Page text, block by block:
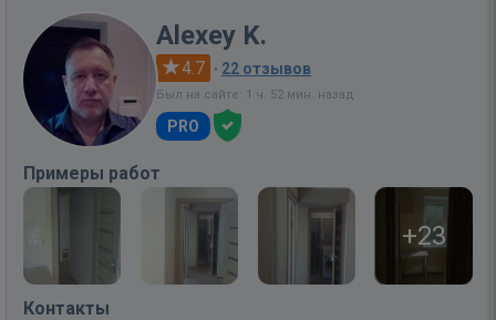
Alexey K.
4.7 · 22 отзывов
Был на сайте: 1 ч. 52 мин. назад
PRO
Примеры работ
+23
Контакты